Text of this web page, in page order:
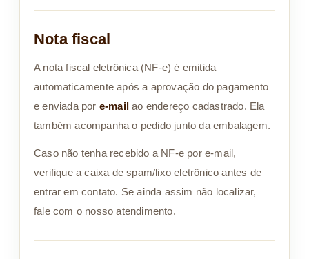
Nota fiscal
A nota fiscal eletrônica (NF-e) é emitida
automaticamente após a aprovação do pagamento
e enviada por e-mail ao endereço cadastrado. Ela
também acompanha o pedido junto da embalagem.
Caso não tenha recebido a NF-e por e-mail,
verifique a caixa de spam/lixo eletrônico antes de
entrar em contato. Se ainda assim não localizar,
fale com o nosso atendimento.